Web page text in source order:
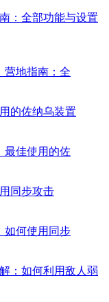
：全部功能与设置
的佐纳乌装置
同步攻击
：如何利用敌人弱